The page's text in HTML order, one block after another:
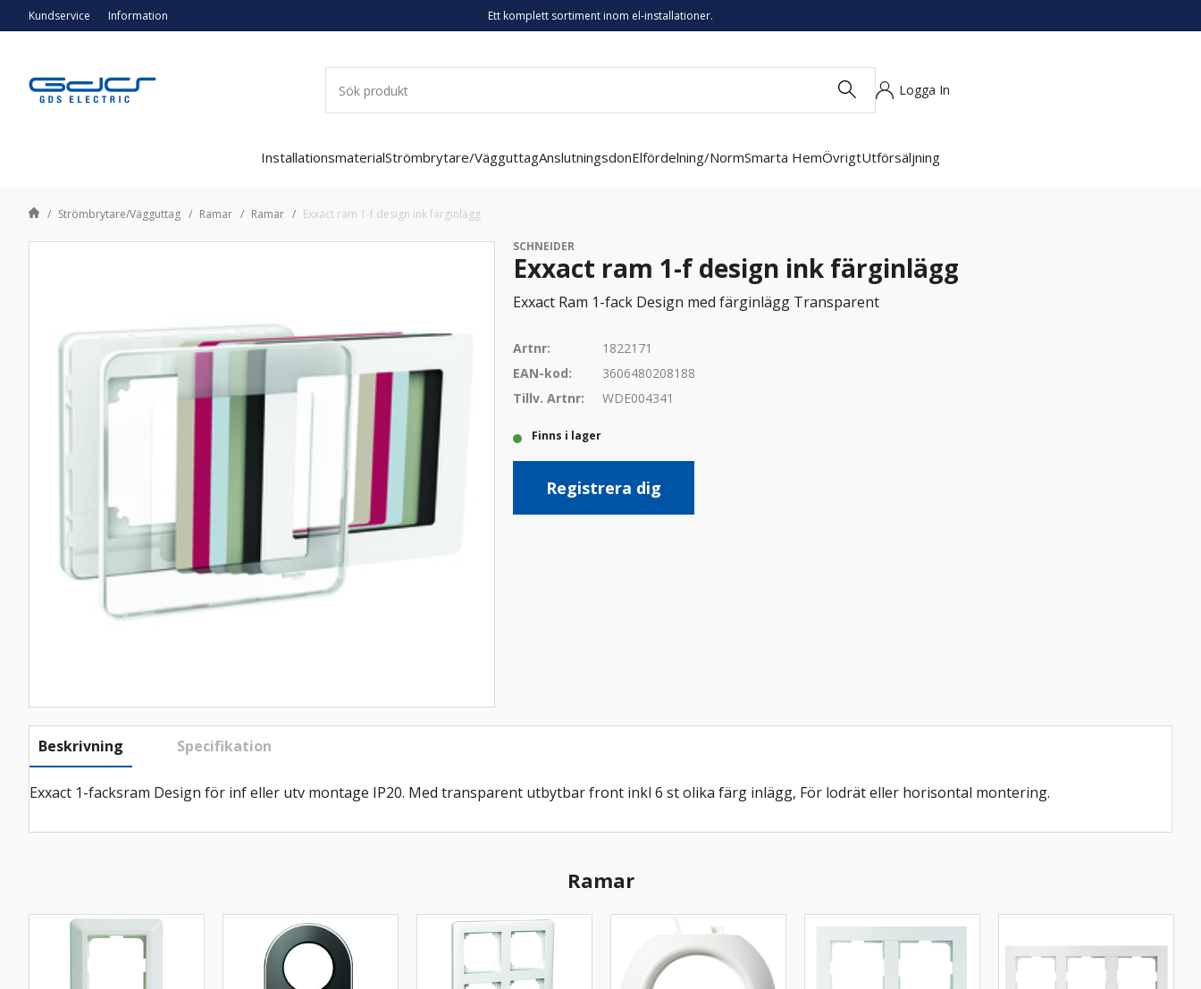
Kundservice Information Ett komplett sortiment inom el-installationer.
Logga In
InstallationsmaterialStrömbrytare/VägguttagAnslutningsdonElfördelning/NormSmarta HemÖvrigtUtförsäljning
Strömbrytare/Vägguttag Ramar Ramar Exxact ram 1-f design ink färginlägg
SCHNEIDER
Exxact ram 1-f design ink färginlägg
Exxact Ram 1-fack Design med färginlägg Transparent
Artnr:
1822171
EAN-kod:
3606480208188
Tillv. Artnr:
WDE004341
Finns i lager
Registrera dig
Beskrivning Specifikation
Exxact 1-facksram Design för inf eller utv montage IP20. Med transparent utbytbar front inkl 6 st olika färg inlägg, För lodrät eller horisontal montering.
Ramar